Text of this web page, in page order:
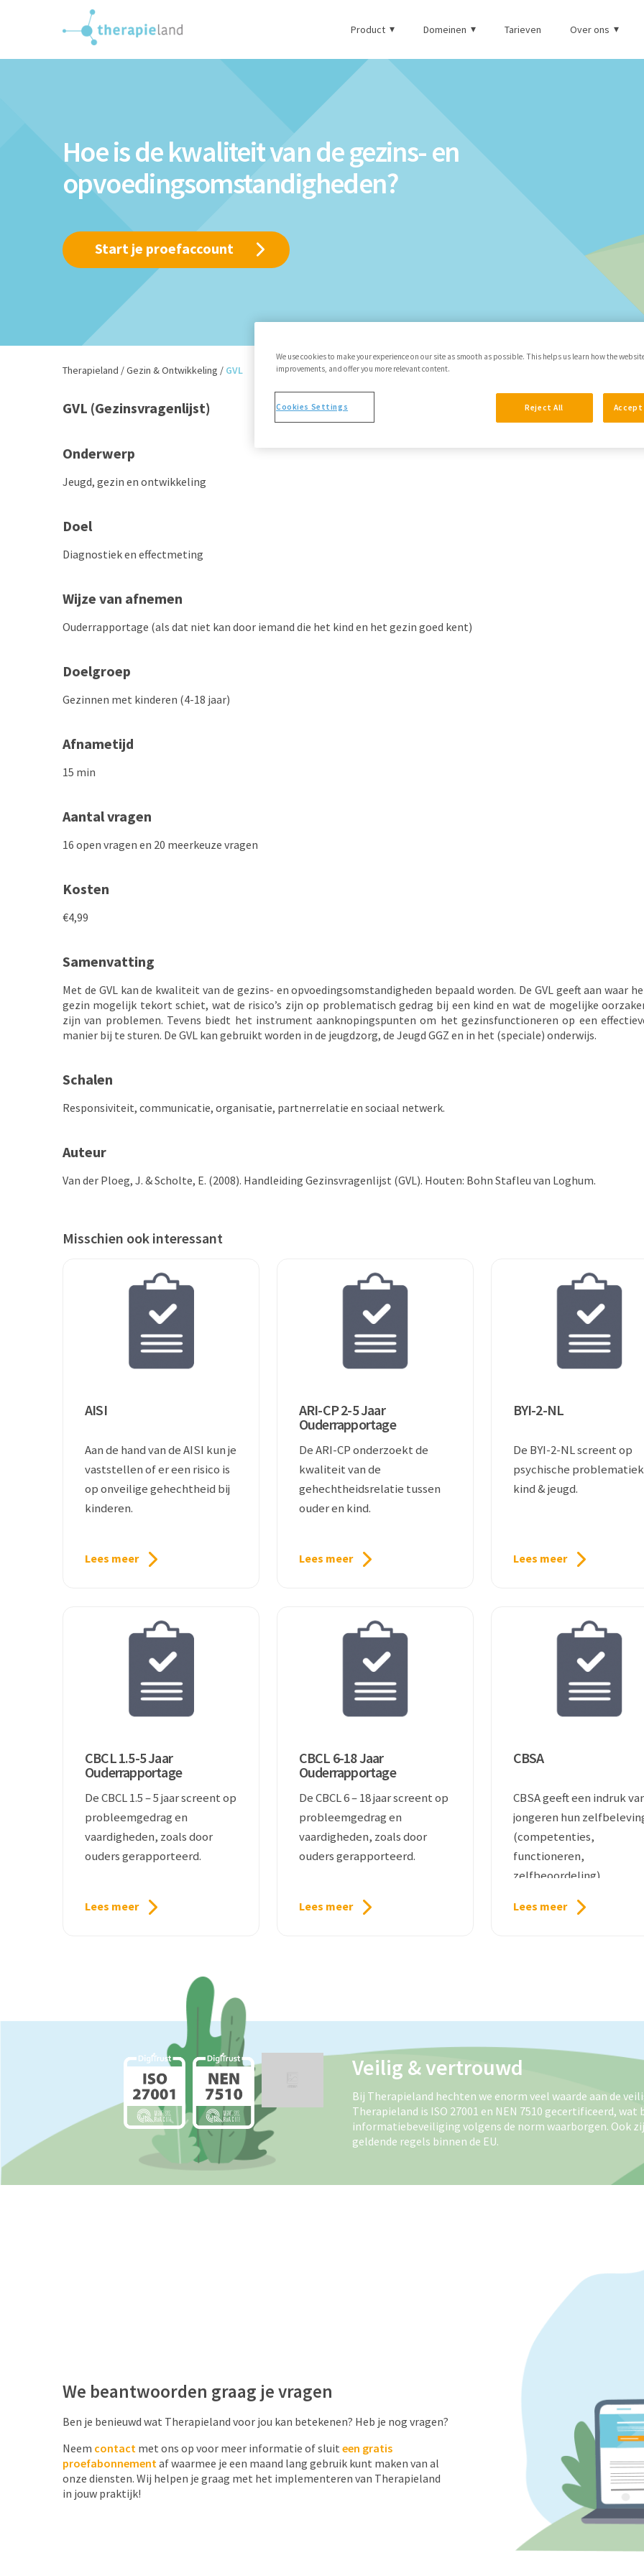
Product Domeinen Tarieven Over ons
Hoe is de kwaliteit van de gezins- en
opvoedingsomstandigheden?
Start je proefaccount
Therapieland /Gezin & Ontwikkeling / GVL
GVL (Gezinsvragenlijst)
Onderwerp
Jeugd, gezin en ontwikkeling
Doel
Diagnostiek en effectmeting
Wijze van afnemen
Ouderrapportage (als dat niet kan door iemand die het kind en het gezin goed kent)
Doelgroep
Gezinnen met kinderen (4-18 jaar)
Afnametijd
15 min
Aantal vragen
16 open vragen en 20 meerkeuze vragen
Kosten
€4,99
Samenvatting
Met de GVL kan de kwaliteit van de gezins- en opvoedingsomstandigheden bepaald worden. De GVL geeft aan waar
gezin mogelijk tekort schiet, wat de risico’s zijn op problematisch gedrag bij een kind en wat de mogelijke
zijn van problemen. Tevens biedt het instrument aanknopingspunten om het gezinsfunctioneren op een
manier bij te sturen. De GVL kan gebruikt worden in de jeugdzorg, de Jeugd GGZ en in het (speciale) onderwijs.
Schalen
Responsiviteit, communicatie, organisatie, partnerrelatie en sociaal netwerk.
Auteur
Van der Ploeg, J. & Scholte, E. (2008). Handleiding Gezinsvragenlijst (GVL). Houten: Bohn Stafleu van Loghum.
Misschien ook interessant
AISI
Aan de hand van de AISI kun je
vaststellen of er een risico is
op onveilige gehechtheid bij
kinderen.
Lees meer
ARI-CP 2-5 Jaar
Ouderrapportage
De ARI-CP onderzoekt de
kwaliteit van de
gehechtheidsrelatie tussen
ouder en kind.
Lees meer
BYI-2-NL
De BYI-2-NL screent op
psychische
kind & jeugd.
Lees meer
CBCL 1.5-5 Jaar
Ouderrapportage
De CBCL 1.5 – 5 jaar screent op
probleemgedrag en
vaardigheden, zoals door
ouders gerapporteerd.
Lees meer
CBCL 6-18 Jaar
Ouderrapportage
De CBCL 6 – 18 jaar screent op
probleemgedrag en
vaardigheden, zoals door
ouders gerapporteerd.
Lees meer
CBSA
CBSA geeft een indruk
jongeren hun
(competenties,
functioneren,
zelfbeoordeling).
Lees meer
Veilig & vertrouwd
Bij Therapieland hechten we enorm veel waarde aan de
Therapieland is ISO 27001 en NEN 7510 gecertificeerd,
informatiebeveiliging volgens de norm waarborgen. Ook
geldende regels binnen de EU.
We beantwoorden graag je vragen
Ben je benieuwd wat Therapieland voor jou kan betekenen? Heb je nog vragen?
Neem contact met ons op voor meer informatie of sluit een gratis
proefabonnement af waarmee je een maand lang gebruik kunt maken van al
onze diensten. Wij helpen je graag met het implementeren van Therapieland
in jouw praktijk!
We use cookies to make your experience on our site as smooth as possible. This helps us learn how the
improvements, and offer you more relevant content.
Reject All Accept
Cookies Settings